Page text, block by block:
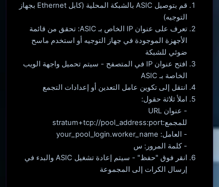
قم بتوصيل ASIC بالشبكة المحلية (كابل Ethernet بجهاز
التوجيه)
تعرف على عنوان IP الخاص بـ ASIC: تحقق من قائمة
الأجهزة الموجودة في جهاز التوجيه أو استخدم ماسح
ضوئي للشبكة
افتح عنوان IP في المتصفح - سيتم تحميل واجهة الويب
الخاصة بـ ASIC
انتقل إلى تكوين عامل التعدين أو إعدادات التجمع
املأ ثلاثة حقول:
- عنوان URL
للمجمع:stratum+tcp://pool_address:port
- العامل: your_pool_login.worker_name
- كلمة المرور: س
انقر فوق "حفظ" - سيتم إعادة تشغيل ASIC والبدء في
إرسال الكرات إلى المجموعة